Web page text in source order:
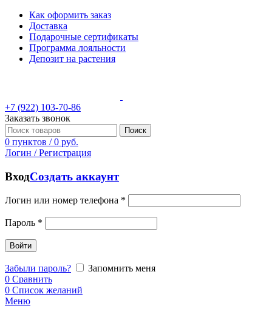
Как оформить заказ
Доставка
Подарочные сертификаты
Программа лояльности
Депозит на растения
+7 (922) 103-70-86
Заказать звонок
Поиск
0 пунктов / 0 руб.
Логин / Регистрация
ВходСоздать аккаунт
Логин или номер телефона *
Пароль *
Войти
Забыли пароль?
Запомнить меня
0 Сравнить
0 Список желаний
Меню